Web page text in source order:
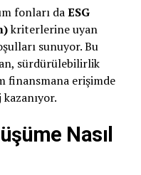
fonları daESG
kriterlerine uyan
sunuyor. Bu
sürdürülebilirlik
finansmana erişimde
Nasıl